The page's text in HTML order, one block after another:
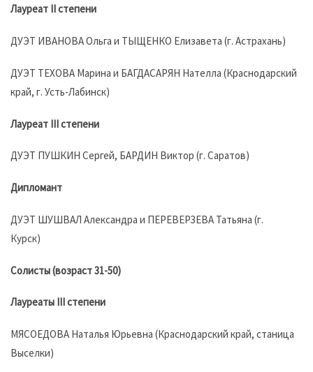
Лауреат II степени
ДУЭТ ИВАНОВА Ольга и ТЫЩЕНКО Елизавета (г. Астрахань)
ДУЭТ ТЕХОВА Марина и БАГДАСАРЯН Нателла (Краснодарский
край, г. Усть-Лабинск)
Лауреат III степени
ДУЭТ ПУШКИН Сергей, БАРДИН Виктор (г. Саратов)
Дипломант
ДУЭТ ШУШВАЛ Александра и ПЕРЕВЕРЗЕВА Татьяна (г.
Курск)
Солисты (возраст 31-50)
Лауреаты III степени
МЯСОЕДОВА Наталья Юрьевна (Краснодарский край, станица
Выселки)